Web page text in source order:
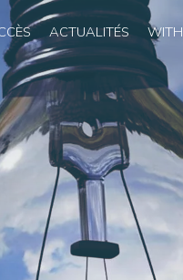
ACTUALITÉS WITH